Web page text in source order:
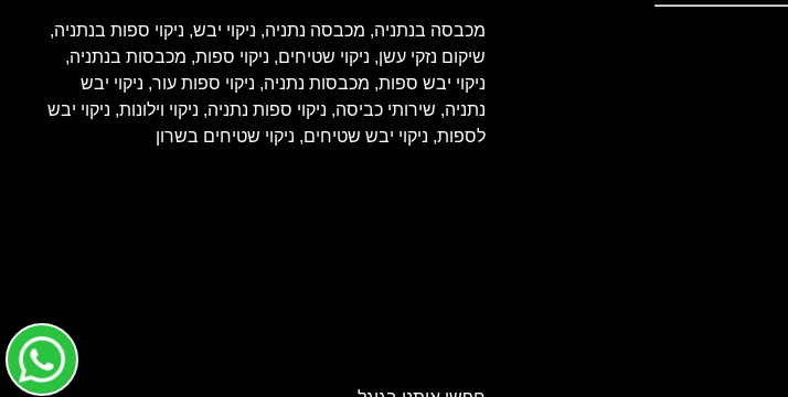
מכבסה בנתניה, מכבסה נתניה, ניקוי יבש, ניקוי ספות בנתניה,
שיקום נזקי עשן, ניקוי שטיחים, ניקוי ספות, מכבסות בנתניה,
ניקוי יבש ספות, מכבסות נתניה, ניקוי ספות עור, ניקוי יבש
נתניה, שירותי כביסה, ניקוי ספות נתניה, ניקוי וילונות, ניקוי יבש
לספות, ניקוי יבש שטיחים, ניקוי שטיחים בשרון